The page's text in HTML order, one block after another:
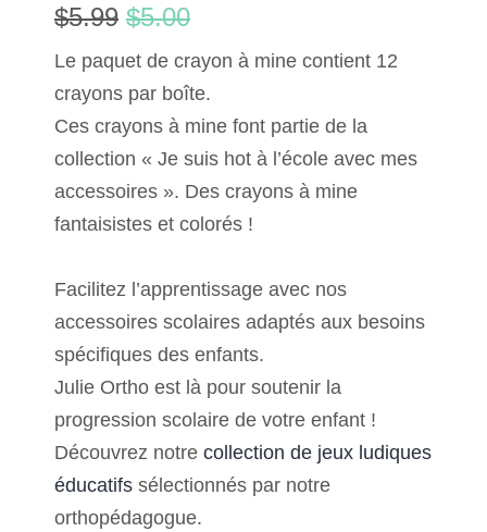
$5.99 $5.00
Le paquet de crayon à mine contient 12
crayons par boîte.
Ces crayons à mine font partie de la
collection « Je suis hot à l’école avec mes
accessoires ». Des crayons à mine
fantaisistes et colorés !
Facilitez l’apprentissage avec nos
accessoires scolaires adaptés aux besoins
spécifiques des enfants.
Julie Ortho est là pour soutenir la
progression scolaire de votre enfant !
Découvrez notre collection de jeux ludiques
éducatifs sélectionnés par notre
orthopédagogue.